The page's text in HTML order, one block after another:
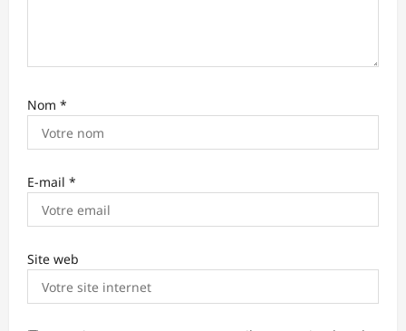
Nom *
E-mail *
Site web